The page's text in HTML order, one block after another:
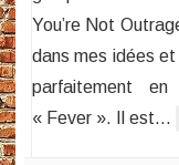
You’re Not
dans mes idées
parfaitement
« Fever ». Il est…